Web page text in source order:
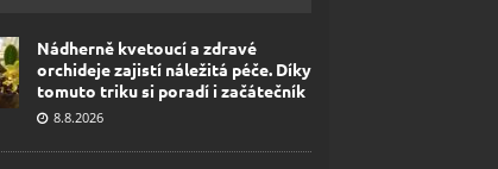
Nádherně kvetoucí a zdravé
orchideje zajistí náležitá péče. Díky
tomuto triku si poradí i začátečník
8.8.2026